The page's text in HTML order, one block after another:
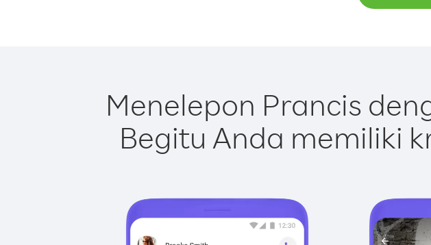
Menelepon Prancis
Begitu Anda memiliki